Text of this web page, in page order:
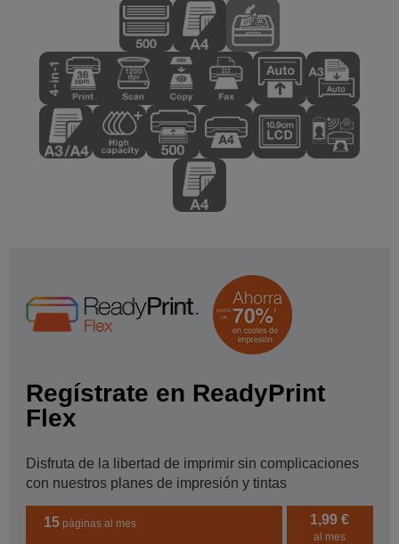
Regístrate en ReadyPrint
Flex
Disfruta de la libertad de imprimir sin complicaciones
con nuestros planes de impresión y tintas
15 páginas al mes 1,99 €
al mes